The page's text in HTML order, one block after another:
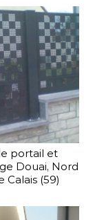
portail et
Douai, Nord
Calais (59)